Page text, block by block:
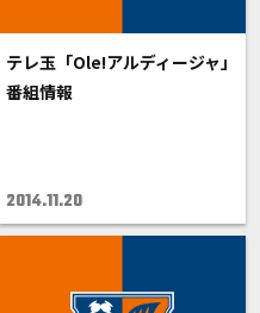
テレ玉「Ole!アルディージャ」
番組情報
2014.11.20